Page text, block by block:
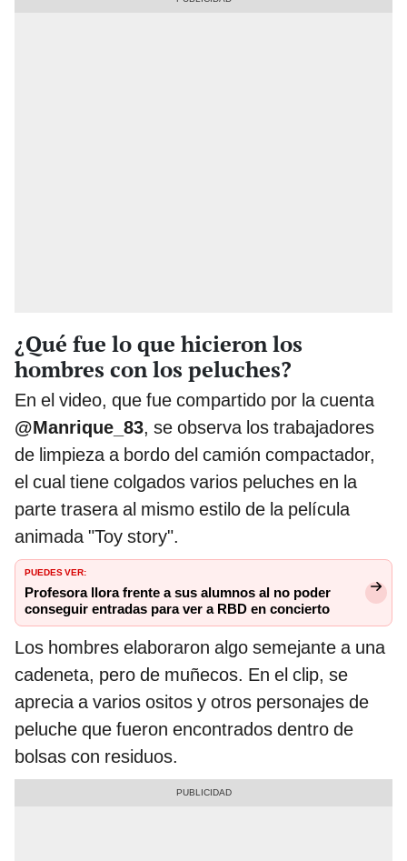
¿Qué fue lo que hicieron los
hombres con los peluches?
En el video, que fue compartido por la cuenta
@Manrique_83, se observa los trabajadores
de limpieza a bordo del camión compactador,
el cual tiene colgados varios peluches en la
parte trasera al mismo estilo de la película
animada "Toy story".
PUEDES VER:
Profesora llora frente a sus alumnos al no poder
conseguir entradas para ver a RBD en concierto
Los hombres elaboraron algo semejante a una
cadeneta, pero de muñecos. En el clip, se
aprecia a varios ositos y otros personajes de
peluche que fueron encontrados dentro de
bolsas con residuos.